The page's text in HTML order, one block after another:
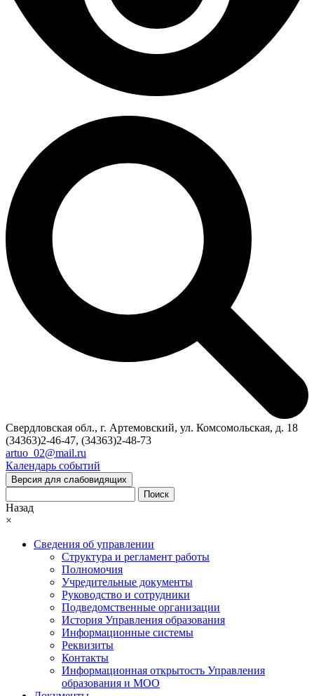
Свердловская обл., г. Артемовский, ул. Комсомольская, д. 18
(34363)2-46-47, (34363)2-48-73
artuo_02@mail.ru
Календарь событий
Версия для слабовидящих
Поиск
Назад
×
Сведения об управлении
Структура и регламент работы
Полномочия
Учредительные документы
Руководство и сотрудники
Подведомственные организации
История Управления образования
Информационные системы
Реквизиты
Контакты
Информационная открытость Управления
образования и МОО